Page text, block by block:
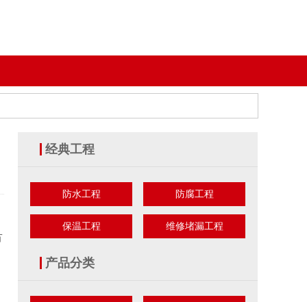
经典工程
防水工程 防腐工程
保温工程 维修堵漏工程
产品分类